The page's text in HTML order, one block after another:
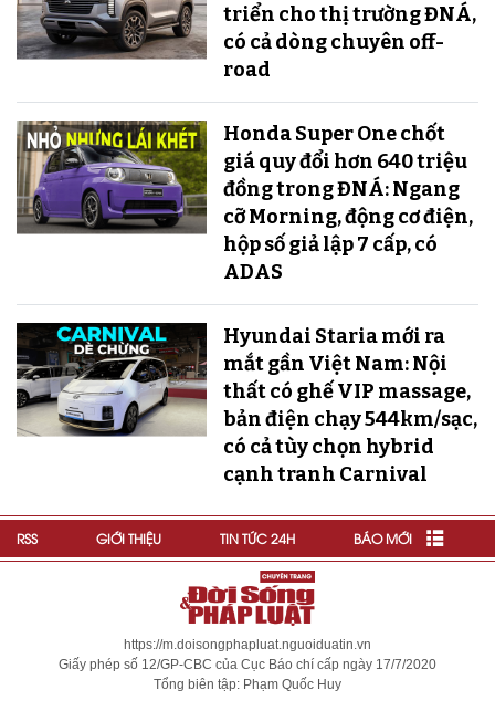
triển cho thị trường ĐNÁ,
có cả dòng chuyên off-
road
Honda Super One chốt
giá quy đổi hơn 640 triệu
đồng trong ĐNÁ: Ngang
cỡ Morning, động cơ điện,
hộp số giả lập 7 cấp, có
ADAS
Hyundai Staria mới ra
mắt gần Việt Nam: Nội
thất có ghế VIP massage,
bản điện chạy 544km/sạc,
có cả tùy chọn hybrid
cạnh tranh Carnival
RSS GIỚI THIỆU TIN TỨC 24H BÁO MỚI
https://m.doisongphapluat.nguoiduatin.vn
Giấy phép số 12/GP-CBC của Cục Báo chí cấp ngày 17/7/2020
Tổng biên tập: Phạm Quốc Huy